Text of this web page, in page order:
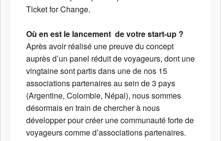
Ticket for Change.
Où en est le lancement de votre start-up ?
Après avoir réalisé une preuve du concept
auprès d’un panel réduit de voyageurs, dont une
vingtaine sont partis dans une de nos 15
associations partenaires au sein de 3 pays
(Argentine, Colombie, Népal), nous sommes
désormais en train de chercher à nous
développer pour créer une communauté forte de
voyageurs comme d’associations partenaires.